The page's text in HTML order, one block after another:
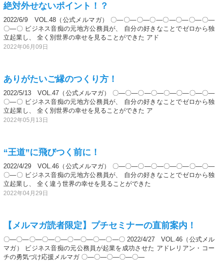
絶対外せないポイント！？
2022/6/9 VOL.48（公式メルマガ） 〇―〇―〇―〇―〇―〇―〇―〇―
〇―〇 ビジネス音痴の元地方公務員が、 自分の好きなことでゼロから独
立起業し、 全く別世界の幸せを見ることができた アド
2022年06月09日
ありがたいご縁のつくり方！
2022/5/13 VOL.47（公式メルマガ） 〇―〇―〇―〇―〇―〇―〇―〇―
〇―〇 ビジネス音痴の元地方公務員が、 自分の好きなことでゼロから独
立起業し、 全く別世界の幸せを見ることができた ア
2022年05月13日
“王道”に飛びつく前に！
2022/4/29 VOL.46（公式メルマガ） 〇―〇―〇―〇―〇―〇―〇―〇―
〇―〇 ビジネス音痴の元地方公務員が、 自分の好きなことでゼロから独
立起業し、 全く違う世界の幸せを見ることができた
2022年04月29日
【メルマガ読者限定】プチセミナーの直前案内！
〇―〇―〇―〇―〇―〇―〇―〇―〇―〇 2022/4/27 VOL.46（公式メル
マガ） ビジネス音痴の元公務員が起業を成功させた アドレリアン・コー
チの勇気づけ応援メルマガ 〇―〇―〇―〇―〇―